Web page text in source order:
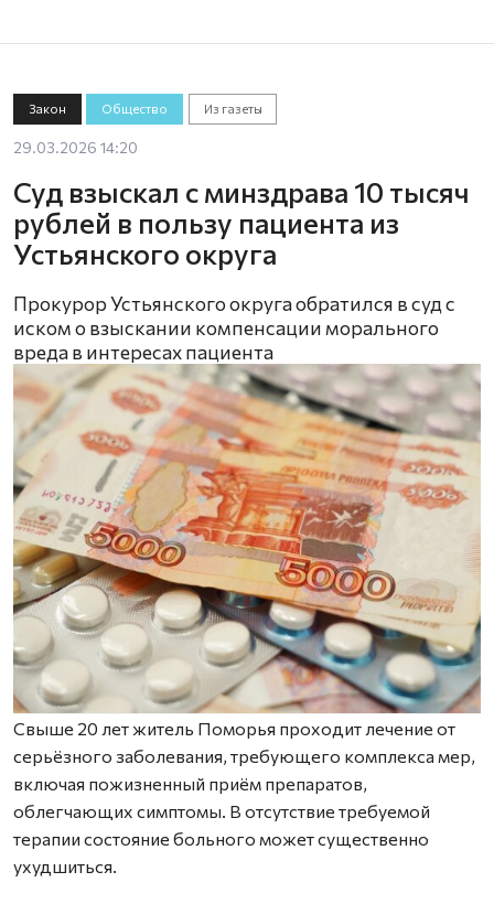
Закон Общество Из газеты
29.03.2026 14:20
Суд взыскал с минздрава 10 тысяч
рублей в пользу пациента из
Устьянского округа
Прокурор Устьянского округа обратился в суд с
иском о взыскании компенсации морального
вреда в интересах пациента
Свыше 20 лет житель Поморья проходит лечение от
серьёзного заболевания, требующего комплекса мер,
включая пожизненный приём препаратов,
облегчающих симптомы. В отсутствие требуемой
терапии состояние больного может существенно
ухудшиться.